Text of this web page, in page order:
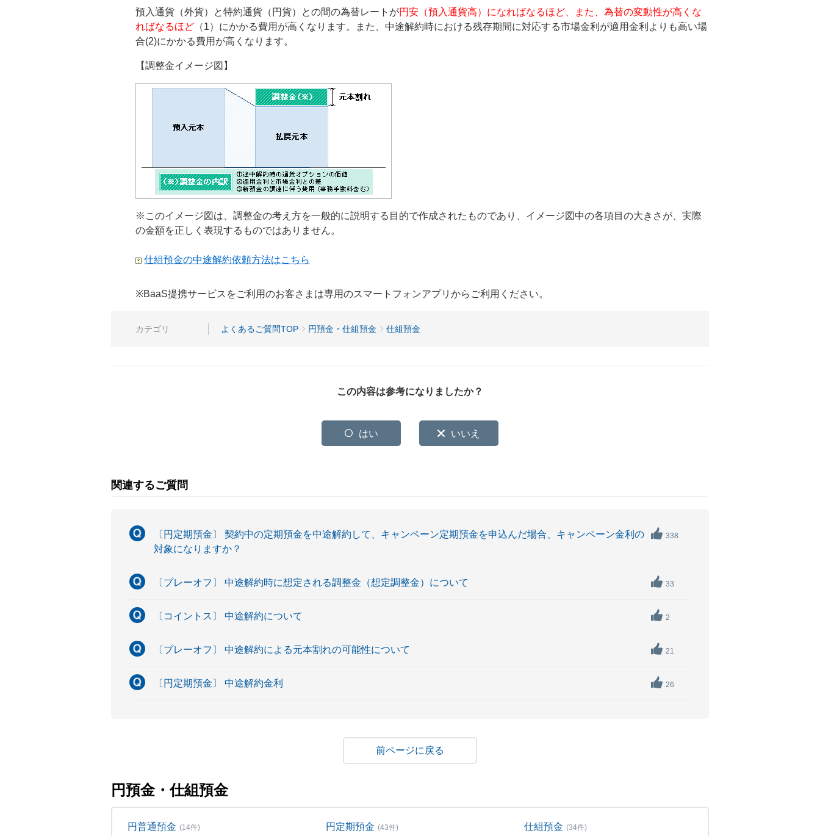
預入通貨（外貨）と特約通貨（円貨）との間の為替レートが円安（預入通貨高）になればなるほど、また、為替の変動性が高くな
ればなるほど （1）にかかる費用が高くなります。また、中途解約時における残存期間に対応する市場金利が適用金利よりも高い場
合(2)にかかる費用が高くなります。
【調整金イメージ図】
※このイメージ図は、調整金の考え方を一般的に説明する目的で作成されたものであり、イメージ図中の各項目の大きさが、実際
の金額を正しく表現するものではありません。
仕組預金の中途解約依頼方法はこちら
※BaaS提携サービスをご利用のお客さまは専用のスマートフォンアプリからご利用ください。
カテゴリ よくあるご質問TOP 円預金・仕組預金 仕組預金
この内容は参考になりましたか？
はい いいえ
関連するご質問
〔円定期預金〕 契約中の定期預金を中途解約して、キャンペーン定期預金を申込んだ場合、キャンペーン金利の
対象になりますか？
338
〔プレーオフ〕 中途解約時に想定される調整金（想定調整金）について 33
〔コイントス〕 中途解約について 2
〔プレーオフ〕 中途解約による元本割れの可能性について 21
〔円定期預金〕 中途解約金利 26
戻る
円預金・仕組預金
円普通預金 (14件) 円定期預金 (43件) 仕組預金 (34件)